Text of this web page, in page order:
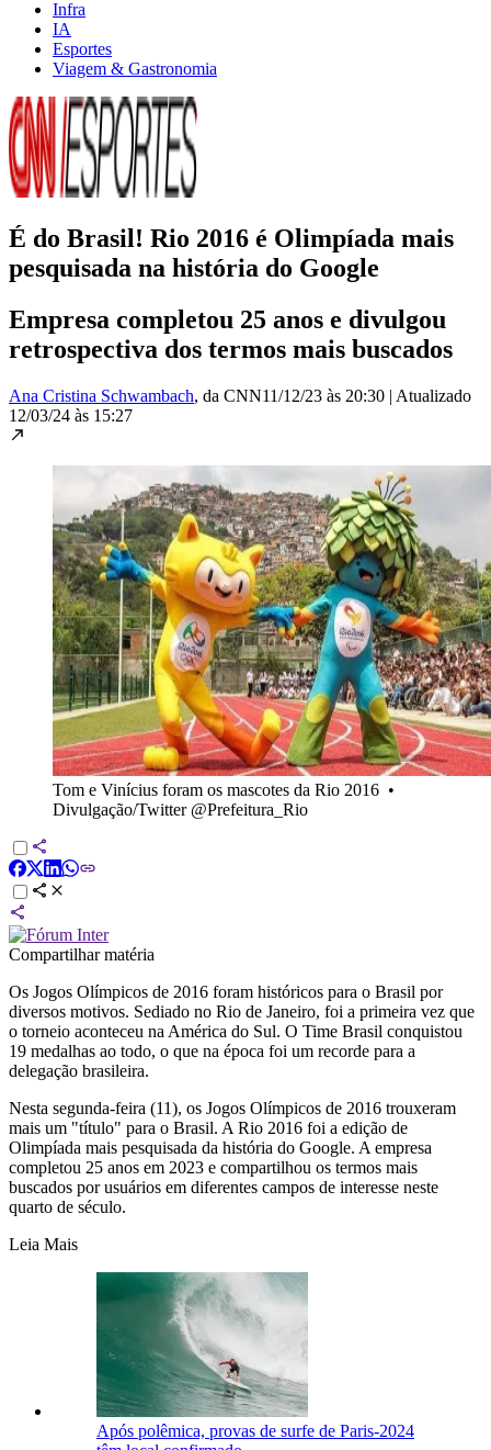
Infra
IA
Esportes
Viagem & Gastronomia
É do Brasil! Rio 2016 é Olimpíada mais
pesquisada na história do Google
Empresa completou 25 anos e divulgou
retrospectiva dos termos mais buscados
Ana Cristina Schwambach, da CNN11/12/23 às 20:30 | Atualizado
12/03/24 às 15:27
Tom e Vinícius foram os mascotes da Rio 2016 •
Divulgação/Twitter @Prefeitura_Rio
Compartilhar matéria
Os Jogos Olímpicos de 2016 foram históricos para o Brasil por
diversos motivos. Sediado no Rio de Janeiro, foi a primeira vez que
o torneio aconteceu na América do Sul. O Time Brasil conquistou
19 medalhas ao todo, o que na época foi um recorde para a
delegação brasileira.
Nesta segunda-feira (11), os Jogos Olímpicos de 2016 trouxeram
mais um "título" para o Brasil. A Rio 2016 foi a edição de
Olimpíada mais pesquisada da história do Google. A empresa
completou 25 anos em 2023 e compartilhou os termos mais
buscados por usuários em diferentes campos de interesse neste
quarto de século.
Leia Mais
Após polêmica, provas de surfe de Paris-2024